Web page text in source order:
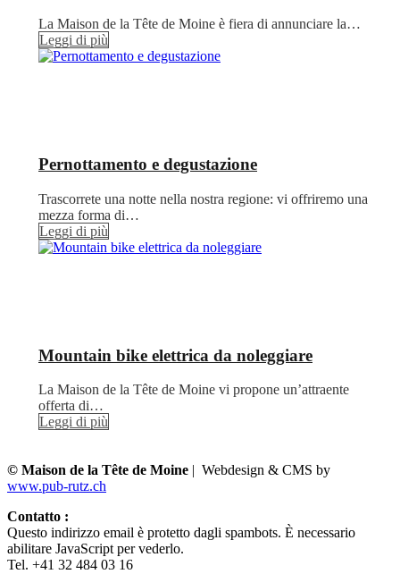
La Maison de la Tête de Moine è fiera di annunciare la…
Leggi di più
Pernottamento e degustazione
Trascorrete una notte nella nostra regione: vi offriremo una
mezza forma di…
Leggi di più
Mountain bike elettrica da noleggiare
La Maison de la Tête de Moine vi propone un’attraente
offerta di…
Leggi di più
© Maison de la Tête de Moine | Webdesign & CMS by
www.pub-rutz.ch
Contatto :
Questo indirizzo email è protetto dagli spambots. È necessario
abilitare JavaScript per vederlo.
Tel. +41 32 484 03 16